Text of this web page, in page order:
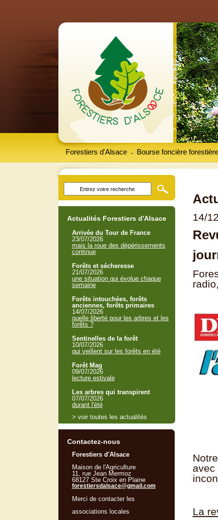
Forestiers d'Alsace Bourse foncière forestière
-
14/
avec
La
Actualités Forestiers d'Alsace
Arrivée du Tour de France
23/07/2026
mais la roue des dépérissements
continue
Forêts et sécheresse
21/07/2026
une situation qui évolue chaque
semaine
Forêts intouchées, forêts
anciennes, forêts primaires
14/07/2026
quelle liberté pour les arbres et les
forêts ?
Sentinelles de la forêt
10/07/2026
qui veillent sur les forêts en été
Forêt Mag
09/07/2026
lecture estivale
Les arbres qui transpirent
07/07/2026
durant l'été
> voir toutes les actualités
Contactez-nous
Forestiers d'Alsace
Maison de l'Agriculture
11, rue Jean Mermoz
68127 Ste Croix en Plaine
forestiersdalsace@gmail.com
Merci de contacter les
associations locales